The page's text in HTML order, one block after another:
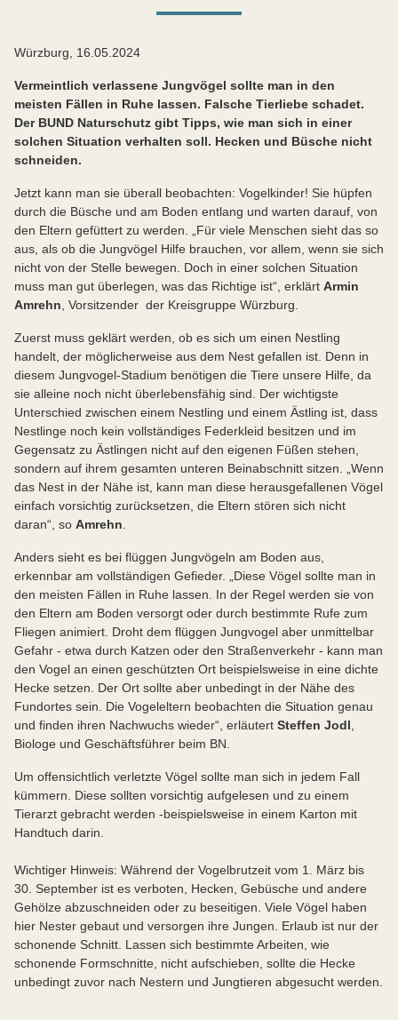
Würzburg, 16.05.2024
Vermeintlich verlassene Jungvögel sollte man in den
meisten Fällen in Ruhe lassen. Falsche Tierliebe schadet.
Der BUND Naturschutz gibt Tipps, wie man sich in einer
solchen Situation verhalten soll. Hecken und Büsche nicht
schneiden.
Jetzt kann man sie überall beobachten: Vogelkinder! Sie hüpfen
durch die Büsche und am Boden entlang und warten darauf, von
den Eltern gefüttert zu werden. „Für viele Menschen sieht das so
aus, als ob die Jungvögel Hilfe brauchen, vor allem, wenn sie sich
nicht von der Stelle bewegen. Doch in einer solchen Situation
muss man gut überlegen, was das Richtige ist“, erklärt Armin
Amrehn , Vorsitzender der Kreisgruppe Würzburg.
Zuerst muss geklärt werden, ob es sich um einen Nestling
handelt, der möglicherweise aus dem Nest gefallen ist. Denn in
diesem Jungvogel-Stadium benötigen die Tiere unsere Hilfe, da
sie alleine noch nicht überlebensfähig sind. Der wichtigste
Unterschied zwischen einem Nestling und einem Ästling ist, dass
Nestlinge noch kein vollständiges Federkleid besitzen und im
Gegensatz zu Ästlingen nicht auf den eigenen Füßen stehen,
sondern auf ihrem gesamten unteren Beinabschnitt sitzen. „Wenn
das Nest in der Nähe ist, kann man diese herausgefallenen Vögel
einfach vorsichtig zurücksetzen, die Eltern stören sich nicht
daran“, so Amrehn
Anders sieht es bei flüggen Jungvögeln am Boden aus,
erkennbar am vollständigen Gefieder. „Diese Vögel sollte man in
den meisten Fällen in Ruhe lassen. In der Regel werden sie von
den Eltern am Boden versorgt oder durch bestimmte Rufe zum
Fliegen animiert. Droht dem flüggen Jungvogel aber unmittelbar
Gefahr - etwa durch Katzen oder den Straßenverkehr - kann man
den Vogel an einen geschützten Ort beispielsweise in eine dichte
Hecke setzen. Der Ort sollte aber unbedingt in der Nähe des
Fundortes sein. Die Vogeleltern beobachten die Situation genau
und finden ihren Nachwuchs wieder“, erläutert Steffen Jodl
Biologe und Geschäftsführer beim BN.
Um offensichtlich verletzte Vögel sollte man sich in jedem Fall
kümmern. Diese sollten vorsichtig aufgelesen und zu einem
Tierarzt gebracht werden -beispielsweise in einem Karton mit
Handtuch darin.
Wichtiger Hinweis: Während der Vogelbrutzeit vom 1. März bis
30. September ist es verboten, Hecken, Gebüsche und andere
Gehölze abzuschneiden oder zu beseitigen. Viele Vögel haben
hier Nester gebaut und versorgen ihre Jungen. Erlaub ist nur der
schonende Schnitt. Lassen sich bestimmte Arbeiten, wie
schonende Formschnitte, nicht aufschieben, sollte die Hecke
unbedingt zuvor nach Nestern und Jungtieren abgesucht werden.